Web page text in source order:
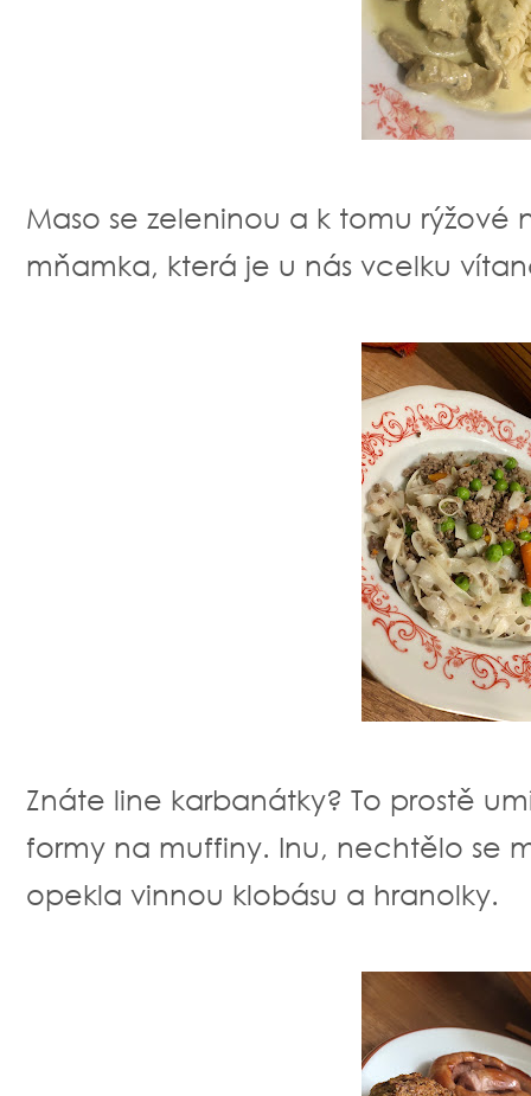
Maso se zeleninou a k tomu
mňamka, která je u nás vcelku
Znáte line karbanátky? To prostě
formy na muffiny. Inu, nechtělo se
opekla vinnou klobásu a hranolky.